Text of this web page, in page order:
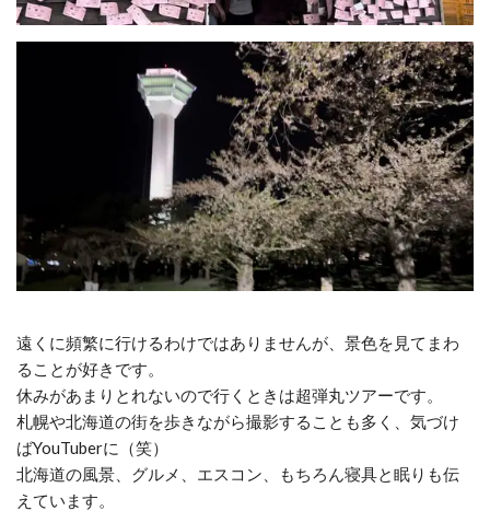
遠くに頻繁に行けるわけではありませんが、景色を見てまわ
ることが好きです。
休みがあまりとれないので行くときは超弾丸ツアーです。
札幌や北海道の街を歩きながら撮影することも多く、気づけ
ばYouTuberに（笑）
北海道の風景、グルメ、エスコン、もちろん寝具と眠りも伝
えています。